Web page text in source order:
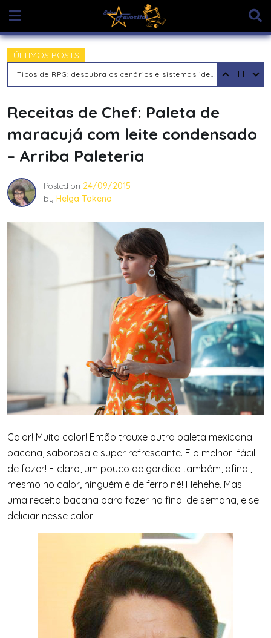
content
ÚLTIMOS POSTS
Tipos de RPG: descubra os cenários e sistemas ideais para sua aventura
Receitas de Chef: Paleta de
maracujá com leite condensado
– Arriba Paleteria
Posted on 24/09/2015
by Helga Takeno
Calor! Muito calor! Então trouxe outra paleta mexicana
bacana, saborosa e super refrescante. E o melhor: fácil
de fazer! E claro, um pouco de gordice também, afinal,
mesmo no calor, ninguém é de ferro né! Hehehe. Mas
uma receita bacana para fazer no final de semana, e se
deliciar nesse calor.